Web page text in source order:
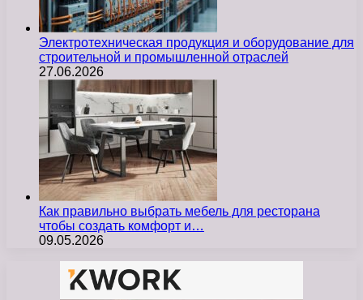
Электротехническая продукция и оборудование для
строительной и промышленной отраслей
27.06.2026
Как правильно выбрать мебель для ресторана
чтобы создать комфорт и…
09.05.2026